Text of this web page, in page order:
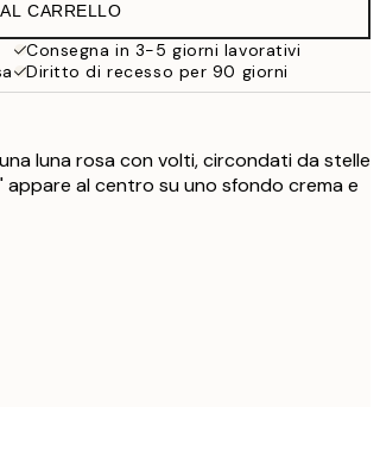
CARRELLO
Consegna in 3-5 giorni lavorativi
Diritto di recesso per 90 giorni
luna rosa con volti, circondati da stelle
appare al centro su uno sfondo crema e